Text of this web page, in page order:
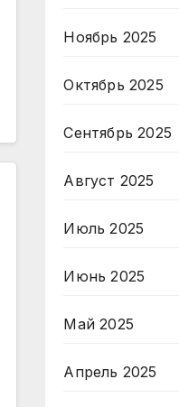
Ноябрь 2025
Октябрь 2025
Сентябрь 2025
Август 2025
Июль 2025
Июнь 2025
Май 2025
Апрель 2025